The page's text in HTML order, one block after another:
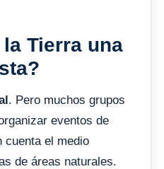
Tierra una
. Pero muchos grupos
eventos de
cuenta el medio
de áreas naturales.